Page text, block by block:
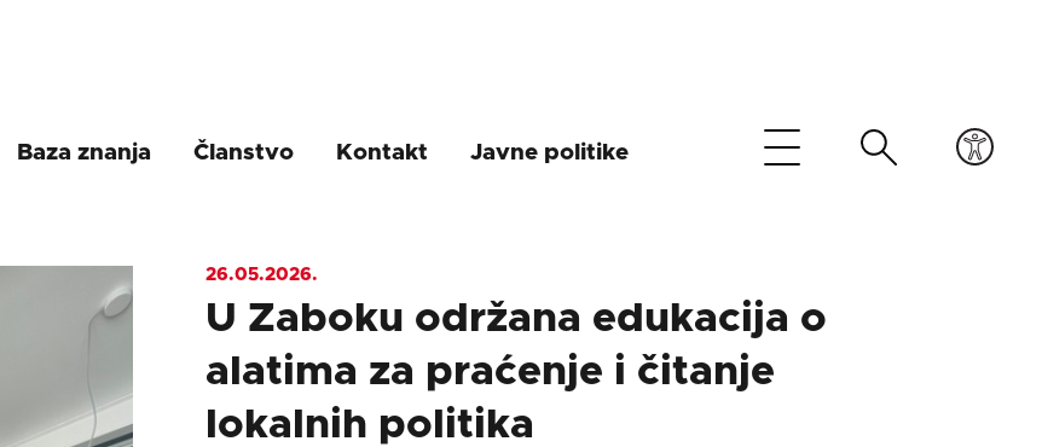
Baza znanja Članstvo Kontakt Javne politike
26.05.2026.
U Zaboku održana edukacija o
alatima za praćenje i čitanje
lokalnih politika